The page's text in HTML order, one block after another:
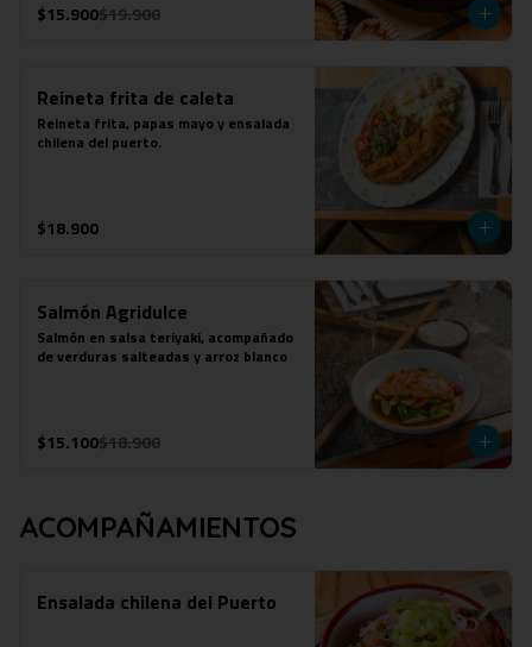
$15.900$19.900
Reineta frita de caleta
Reineta frita, papas mayo y ensalada
chilena del puerto.
$18.900
Salmón Agridulce
Salmón en salsa teriyaki, acompañado
de verduras salteadas y arroz blanco
$15.100$18.900
ACOMPAÑAMIENTOS
Ensalada chilena del Puerto